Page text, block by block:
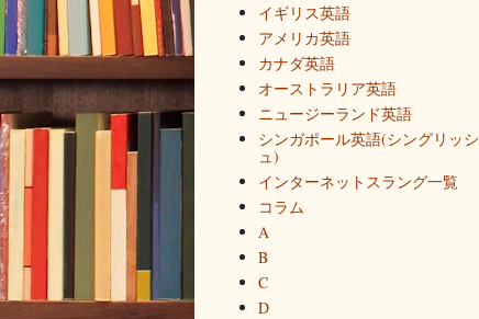
イギリス英語
アメリカ英語
カナダ英語
オーストラリア英語
ニュージーランド英語
シンガポール英語(シングリッシ
ュ)
インターネットスラング一覧
コラム
A
B
C
D